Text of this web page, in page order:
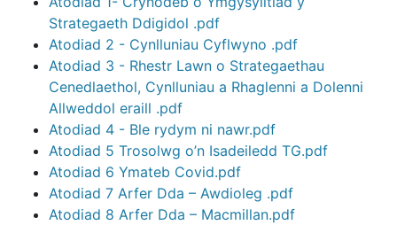
Strategaeth Ddigidol .pdf
Atodiad 2 - Cynlluniau Cyflwyno .pdf
Atodiad 3 - Rhestr Lawn o Strategaethau
Cenedlaethol, Cynlluniau a Rhaglenni a Dolenni
Allweddol eraill .pdf
Atodiad 4 - Ble rydym ni nawr.pdf
Atodiad 5 Trosolwg o’n Isadeiledd TG.pdf
Atodiad 6 Ymateb Covid.pdf
Atodiad 7 Arfer Dda – Awdioleg .pdf
Atodiad 8 Arfer Dda – Macmillan.pdf